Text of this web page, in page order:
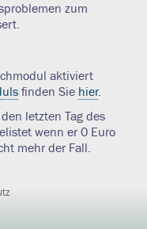
zum
aktiviert
finden Sie hier.
letzten Tag des
wenn er 0 Euro
mehr der Fall.